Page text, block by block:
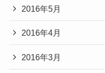
2016年5月
2016年4月
2016年3月